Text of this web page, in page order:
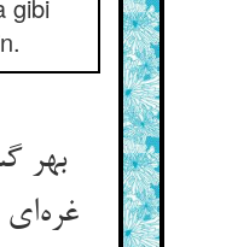
gibi
بهر